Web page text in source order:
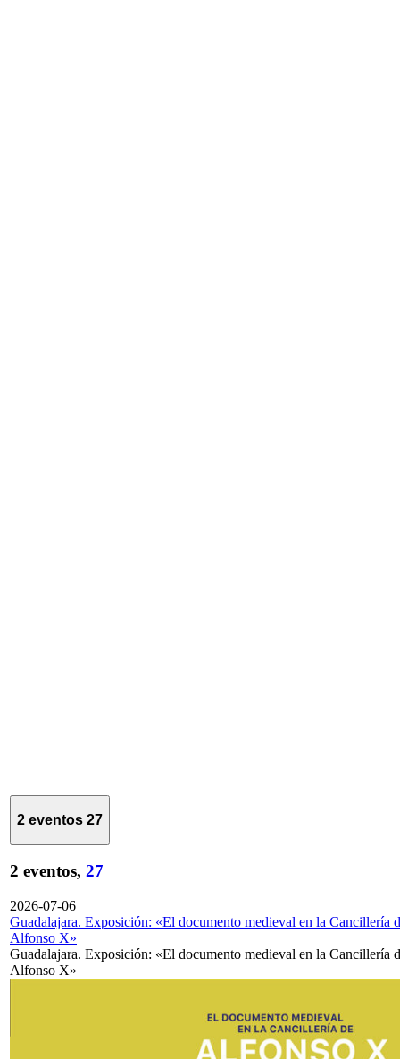
2 eventos 27
2 eventos, 27
2026-07-06
Guadalajara. Exposición: «El documento medieval en la Cancillería
Alfonso X»
Guadalajara. Exposición: «El documento medieval en la Cancillería
Alfonso X»